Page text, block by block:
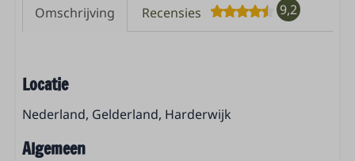
Omschrijving Recensies 9,2
Locatie
Nederland, Gelderland, Harderwijk
Algemeen